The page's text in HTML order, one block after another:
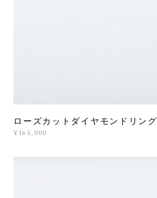
ローズカットダイヤモンドリング
¥165,000